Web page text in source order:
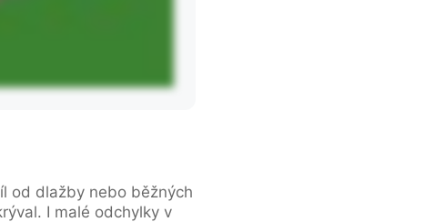
od dlažby nebo běžných
I malé odchylky v